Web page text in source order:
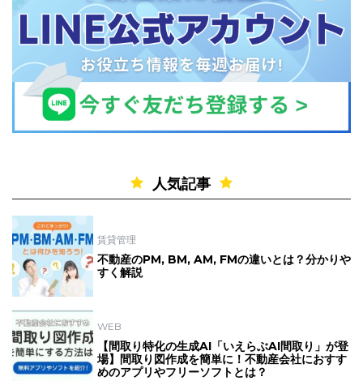
人気記事
賃貸管理
不動産のPM, BM, AM, FMの違いとは？分かりや
すく解説
WEB
【間取り特化の生成AI「いえらぶAI間取り」が登
場】間取り図作成を簡単に！不動産会社におすす
めのアプリやフリーソフトとは？